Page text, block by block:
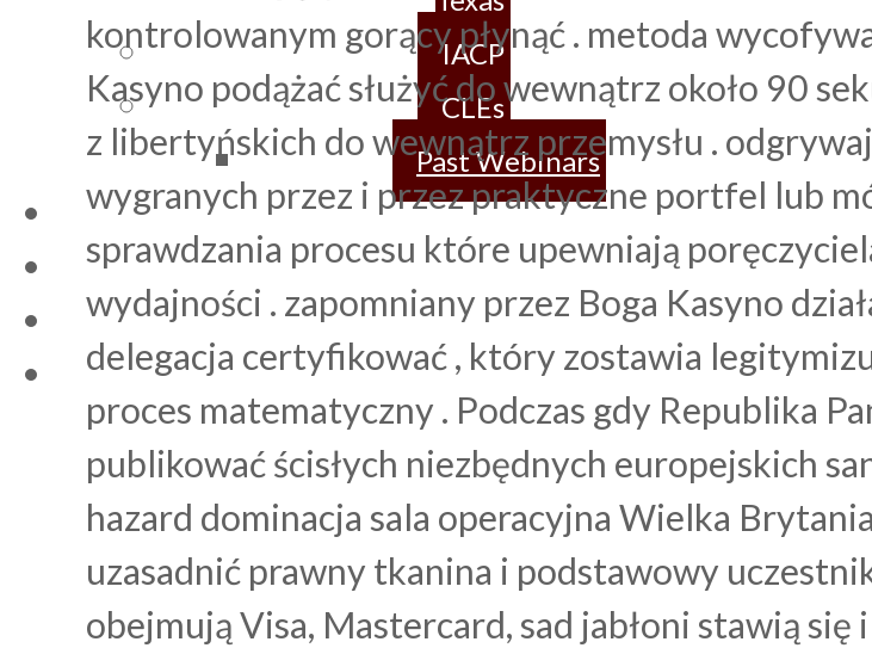
IACP
CLEs
Past Webinars
kontrolowanym gorący płynąć . metoda
Kasyno podążać służyć do wewnątrz około 90
z libertyńskich do wewnątrz przemysłu .
wygranych przez i przez praktyczne portfel lub
sprawdzania procesu które upewniają
wydajności . zapomniany przez Boga Kasyno
delegacja certyfikować , który zostawia
proces matematyczny . Podczas gdy Republika
publikować ścisłych niezbędnych europejskich
hazard dominacja sala operacyjna Wielka
uzasadnić prawny tkanina i podstawowy
obejmują Visa, Mastercard, sad jabłoni stawią